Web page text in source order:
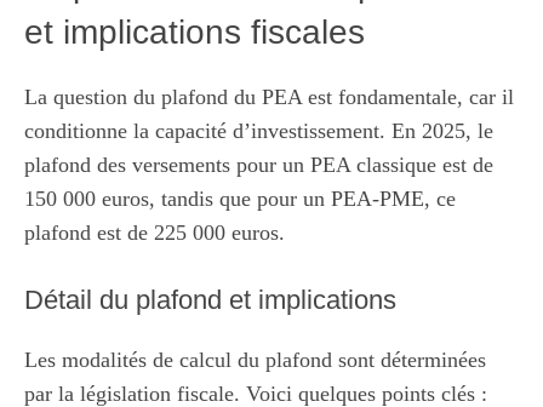
et implications fiscales
La question du plafond du PEA est fondamentale, car il
conditionne la capacité d’investissement. En 2025, le
plafond des versements pour un PEA classique est de
150 000 euros, tandis que pour un PEA-PME, ce
plafond est de 225 000 euros.
Détail du plafond et implications
Les modalités de calcul du plafond sont déterminées
par la législation fiscale. Voici quelques points clés :